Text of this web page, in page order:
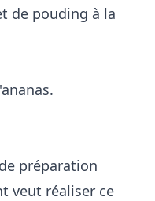
de pouding à la
préparation
veut réaliser ce